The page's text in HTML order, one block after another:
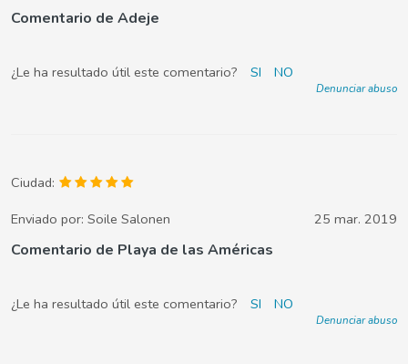
Comentario de Adeje
¿Le ha resultado útil este comentario? SI NO
Denunciar abuso
Ciudad:
Enviado por: Soile Salonen 25 mar. 2019
Comentario de Playa de las Américas
¿Le ha resultado útil este comentario? SI NO
Denunciar abuso